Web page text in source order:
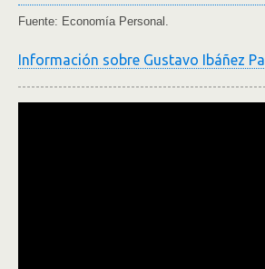
Fuente: Economía Personal.
Información sobre Gustavo Ibáñez